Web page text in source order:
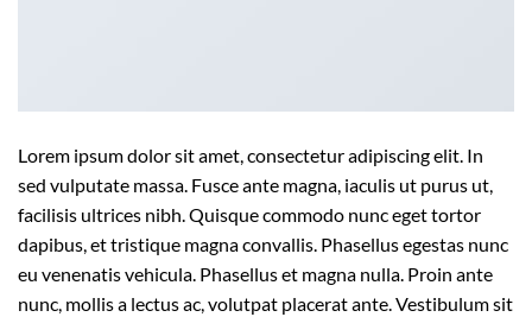
Lorem ipsum dolor sit amet, consectetur adipiscing elit. In
sed vulputate massa. Fusce ante magna, iaculis ut purus ut,
facilisis ultrices nibh. Quisque commodo nunc eget tortor
dapibus, et tristique magna convallis. Phasellus egestas nunc
eu venenatis vehicula. Phasellus et magna nulla. Proin ante
nunc, mollis a lectus ac, volutpat placerat ante. Vestibulum sit